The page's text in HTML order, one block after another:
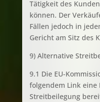
Tätigkeit des
können. Der
Fällen jedoch in
Gericht am Sitz des
9) Alternative
9.1 Die EU-
folgendem Link
Streitbeilegung